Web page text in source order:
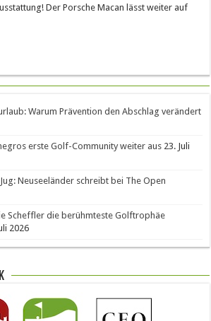
Der Porsche Macan lässt weiter auf
Warum Prävention den Abschlag verändert
erste Golf-Community weiter aus 23. Juli
Neuseeländer schreibt bei The Open
Scheffler die berühmteste Golftrophäe
2026